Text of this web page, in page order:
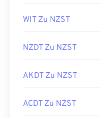
WIT Zu NZST
NZDT Zu NZST
AKDT Zu NZST
ACDT Zu NZST